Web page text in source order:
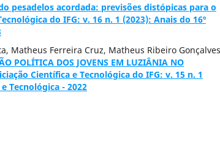
pesadelos acordada: previsões distópicas para o
do IFG: v. 16 n. 1 (2023): Anais do 16º
Matheus Ferreira Cruz, Matheus Ribeiro
POLÍTICA DOS JOVENS EM LUZIÂNIA NO
Científica e Tecnológica do IFG: v. 15 n. 1
Tecnológica - 2022